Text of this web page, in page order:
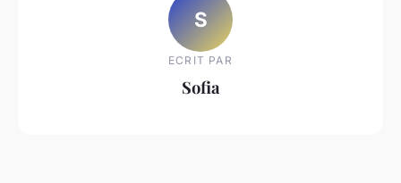
S
ECRIT PAR
Sofia